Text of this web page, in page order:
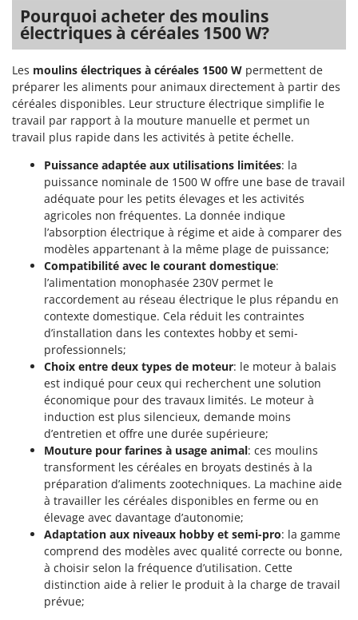
V
Vêtements de Sécurité
M
M.A.I.BO.
Macte Ovens
Makita
MAMMAMIA
Marcato
Marina Systems
Master
Mastercook
Masterpro
McCulloch
MCH
Michelin
Mille
Minox
Mockmill
More than chef
MOSA
MOVA
Mowox
MTD
New O.M.R.A.
Nilfisk
Ninja
Pourquoi acheter des moulins
électriques à céréales 1500 W?
Les moulins électriques à céréales 1500 W permettent de
préparer les aliments pour animaux directement à partir des
céréales disponibles. Leur structure électrique simplifie le
travail par rapport à la mouture manuelle et permet un
travail plus rapide dans les activités à petite échelle.
Puissance adaptée aux utilisations limitées: la
puissance nominale de 1500 W offre une base de travail
adéquate pour les petits élevages et les activités
agricoles non fréquentes. La donnée indique
l’absorption électrique à régime et aide à comparer des
modèles appartenant à la même plage de puissance;
Compatibilité avec le courant domestique:
l’alimentation monophasée 230V permet le
raccordement au réseau électrique le plus répandu en
contexte domestique. Cela réduit les contraintes
d’installation dans les contextes hobby et semi-
professionnels;
Choix entre deux types de moteur: le moteur à balais
est indiqué pour ceux qui recherchent une solution
économique pour des travaux limités. Le moteur à
induction est plus silencieux, demande moins
d’entretien et offre une durée supérieure;
Mouture pour farines à usage animal: ces moulins
transforment les céréales en broyats destinés à la
préparation d’aliments zootechniques. La machine aide
à travailler les céréales disponibles en ferme ou en
élevage avec davantage d’autonomie;
Adaptation aux niveaux hobby et semi-pro: la gamme
comprend des modèles avec qualité correcte ou bonne,
à choisir selon la fréquence d’utilisation. Cette
distinction aide à relier le produit à la charge de travail
prévue;